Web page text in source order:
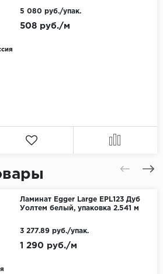
508 руб./м
5 080 руб./упак.
Ламинат Egger Large EPL123 Дуб
Уолтем белый, упаковка 2.541 м
1 290 руб./м
3 277.89 руб./упак.